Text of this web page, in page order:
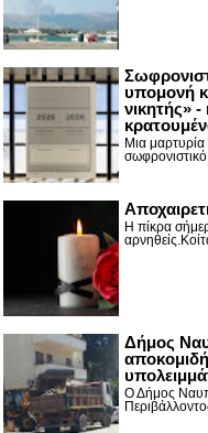
υπομονή
νικητής»
Μια
Η πίκρα
Δήμος
Ο Δήμος